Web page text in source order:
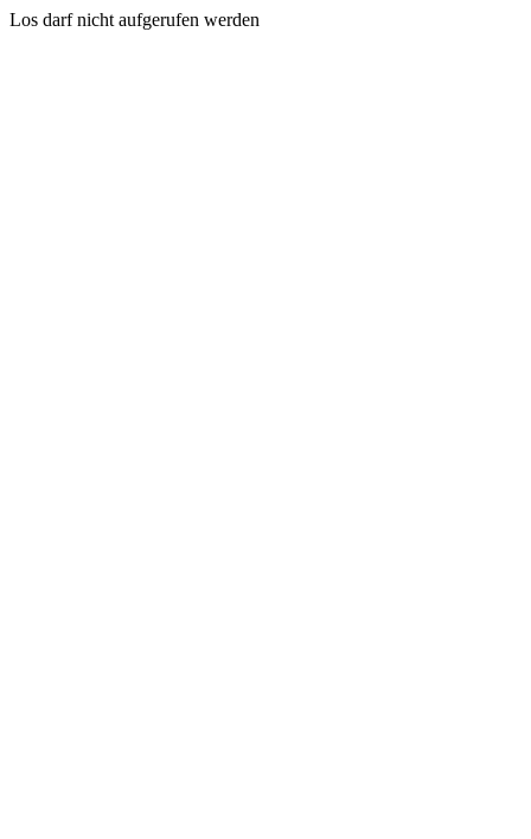
Los darf nicht aufgerufen werden